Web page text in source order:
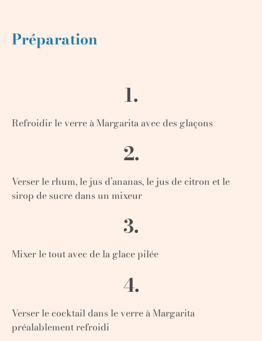
Préparation
1.
Refroidir le verre à Margarita avec des glaçons
2.
Verser le rhum, le jus d’ananas, le jus de citron etle
sirop de sucre dans un mixeur
3.
Mixer le tout avec de la glace pilée
4.
Verser le cocktail dans le verre à Margarita
préalablement refroidi